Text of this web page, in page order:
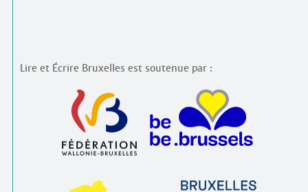
Lire et Écrire Bruxelles est soutenue par :